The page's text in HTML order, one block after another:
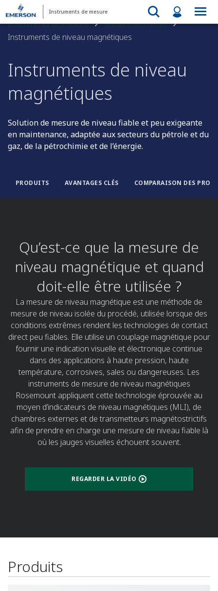
Instruments de mesure
Instruments de mesure
Mesure de niveau
Instruments de niveau magnétiques
Instruments de niveau
magnétiques
Solution de mesure de niveau fiable et peu exigeante
en maintenance, adaptée aux secteurs du pétrole et du
gaz, de la pétrochimie et de l’énergie.​
PRODUITS AVANTAGES CLÉS
Qu’est-ce que la mesure de
niveau magnétique et quand
doit-elle être utilisée ?​
La mesure de niveau magnétique est une méthode de
mesure de niveau isolée du procédé, utilisée lorsque des
conditions extrêmes rendent les technologies de contact
direct peu fiables. Elle utilise un couplage magnétique pour
fournir une indication visuelle et électronique continue
dans des applications à haute pression, haute
température, corrosives, sales ou dangereuses. Les
instruments de mesure de niveau magnétiques
Rosemount appliquent cette technologie éprouvée au
moyen d’indicateurs de niveau magnétiques (MLI), de
chambres externes et de transmetteurs magnétostrictifs
afin de prendre en charge une mesure de niveau fiable là
où les jauges visuelles échouent souvent.​
REGARDER LA VIDÉO
Produits